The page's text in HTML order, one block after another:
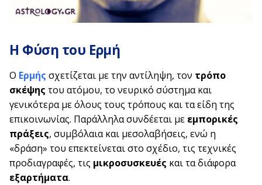
Η Φύση του Ερμή
Ο Ερμής σχετίζεται με την αντίληψη, τον τρόπο
σκέψης του ατόμου, το νευρικό σύστημα και
γενικότερα με όλους τους τρόπους και τα είδη της
επικοινωνίας. Παράλληλα συνδέεται με εμπορικές
πράξεις, συμβόλαια και μεσολαβήσεις, ενώ η
«δράση» του επεκτείνεται στο σχέδιο, τις τεχνικές
προδιαγραφές, τις μικροσυσκευές και τα διάφορα
εξαρτήματα.